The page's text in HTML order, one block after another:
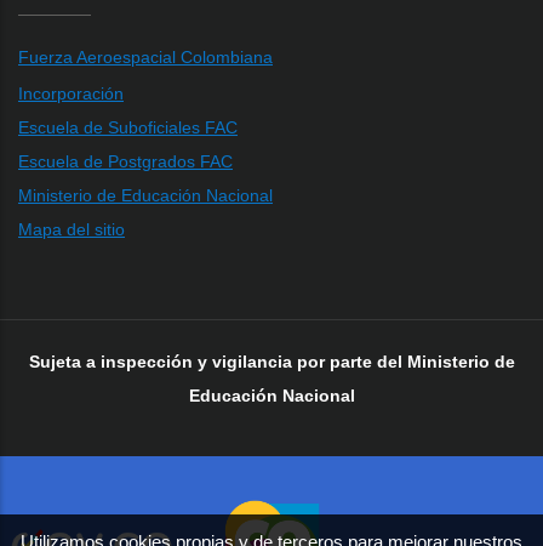
Fuerza Aeroespacial Colombiana
Incorporación
Escuela de Suboficiales FAC
Escuela de Postgrados FAC
Ministerio de Educación Nacional
Mapa del sitio
Sujeta a inspección y vigilancia por parte del Ministerio de
Educación Nacional
Utilizamos cookies propias y de terceros para mejorar nuestros